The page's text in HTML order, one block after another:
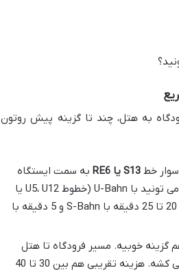
به هتل، چند تا گزینه پیش روتون
سوار خطS13 یا RE6
به سمت ایستگاه
مرکزی (Köln Hauptbahnhof) بشید. بعد از رسیدن به ایستگاه مرکزی، می تونید با U-Bahn (خطوط U5، U12 یا
U15) فقط دو ایستگاه به سمت Friesenplatz برید. کل این مسیر حدود 20 تا 25 دقیقه با S-Bahn و 5 دقیقه با
گزینه خوبیه. مسیر فرودگاه تا هتل
حدود 15 کیلومتره و در شرایط عادی ترافیک، حدود 20-25 دقیقه طول می کشه. هزینه تقریبی هم بین 30 تا 40